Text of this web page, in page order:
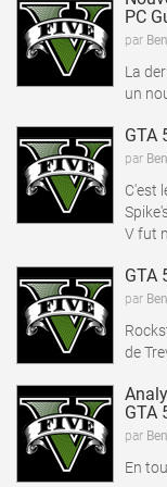
PC
par
La
un
lire la news
GTA
par
C'est
V fut
GTA
par
de
lire la news
GTA
par
En
lire la news